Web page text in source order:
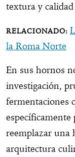
textura y
la Roma Norte
En sus hornos
investigación,
fermentaciones
reemplazar una
arquitectura